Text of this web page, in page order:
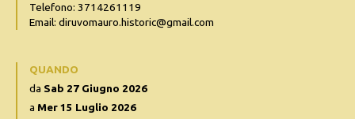
Telefono: 3714261119
Email: diruvomauro.historic@gmail.com
QUANDO
da Sab 27 Giugno 2026
a Mer 15 Luglio 2026